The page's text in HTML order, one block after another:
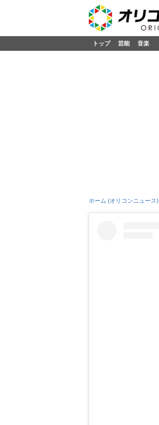
トップ 芸能 音楽
ホーム (オリコンニュース)